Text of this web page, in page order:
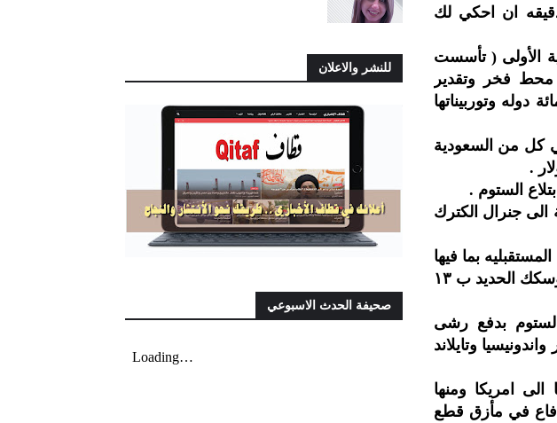
ان احكي لك
الأولى ( تأسست
محط فخر وتقدير
وتوربيناتها
كل من السعودية
الى جنرال الكترك
بما فيها
المصانع للمحطات النوويه وخطوط نقل الطاقه وتترك لها فقط حقل القطارات وسكك الحديد ب ١٣
بدفع رشى
وتايلاند
امريكا ومنها
في مأزق قطع
للنشر والاعلان
صحيفة الحدث الاسبوعي